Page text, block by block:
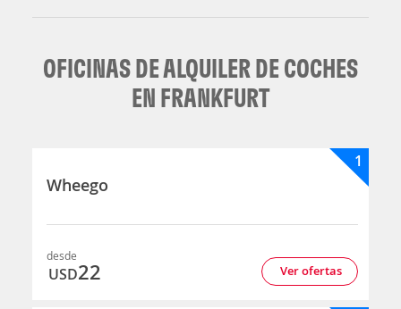
OFICINAS DE ALQUILER DE COCHES
EN FRANKFURT
Wheego
1
desde
USD22 Ver ofertas